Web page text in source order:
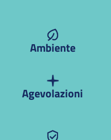
Ambiente
Agevolazioni